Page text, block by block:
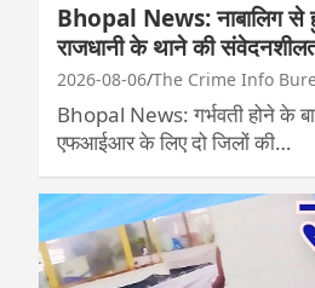
Bhopal News: नाबालिग से
राजधानी के थाने की
2026-08-06 The Crime Info
Bhopal News: गर्भवती होने के
एफआईआर के लिए दो जिलों की…